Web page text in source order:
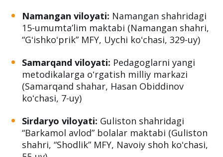
Namangan viloyati: Namangan shahridagi
15-umumtaʼlim maktabi (Namangan shahri,
“Gʻishkoʻprik” MFY, Uychi koʻchasi, 329-uy)
Samarqand viloyati: Pedagoglarni yangi
metodikalarga oʻrgatish milliy markazi
(Samarqand shahar, Hasan Obiddinov
koʻchasi, 7-uy)
Sirdaryo viloyati: Guliston shahridagi
“Barkamol avlod” bolalar maktabi (Guliston
shahri, “Shodlik” MFY, Navoiy shoh koʻchasi,